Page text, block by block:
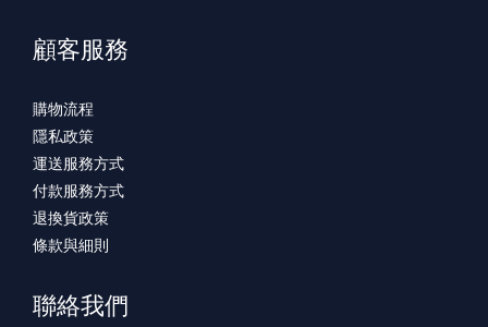
顧客服務
購物流程
隱私政策
運送服務方式
付款服務方式
退換貨政策
條款與細則
聯絡我們